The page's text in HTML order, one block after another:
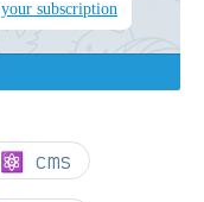
⚛ cms